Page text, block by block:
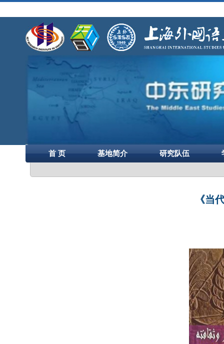
首 页 基地简介 研究队伍
《当